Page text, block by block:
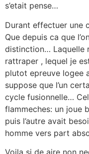
s’etait pense…
Durant effectuer une
Que depuis ca que
distinction… Laquelle
rattraper , lequel je
plutot epreuve logee
suppose que l’un
cycle fusionnelle…
flammeches: un joue
puis l’autre avait
homme vers part
Voila si de aire non